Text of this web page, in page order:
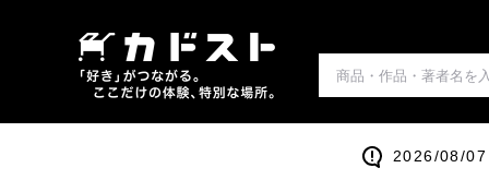
2026/08/07